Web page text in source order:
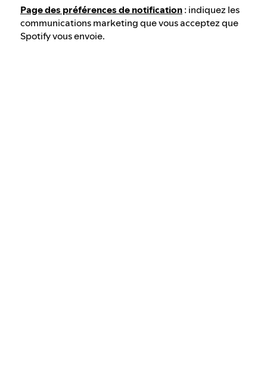
Comprendre les recommandations
Page des préférences de notification: indiquez les
communications marketing que vous acceptez que
Spotify vous envoie.